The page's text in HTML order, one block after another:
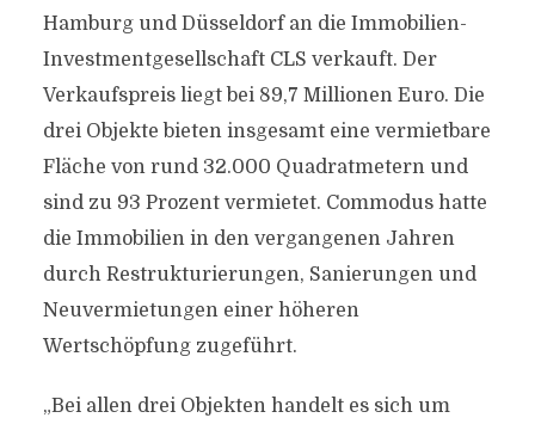
Hamburg und Düsseldorf an die Immobilien-
Investmentgesellschaft CLS verkauft. Der
Verkaufspreis liegt bei 89,7 Millionen Euro. Die
drei Objekte bieten insgesamt eine vermietbare
Fläche von rund 32.000 Quadratmetern und
sind zu 93 Prozent vermietet. Commodus hatte
die Immobilien in den vergangenen Jahren
durch Restrukturierungen, Sanierungen und
Neuvermietungen einer höheren
Wertschöpfung zugeführt.
„Bei allen drei Objekten handelt es sich um